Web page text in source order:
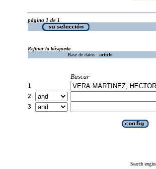
página 1 de 1
Refinar la búsqueda
Base de datos : article
Buscar
1
2
3
Search